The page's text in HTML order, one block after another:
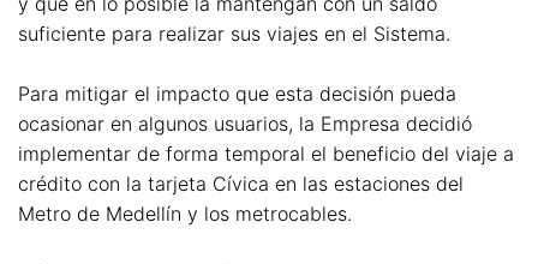
suficiente para realizar sus viajes en el Sistema.
Para mitigar el impacto que esta decisión pueda
ocasionar en algunos usuarios, la Empresa decidió
implementar de forma temporal el beneficio del viaje a
crédito con la tarjeta Cívica en las estaciones del
Metro de Medellín y los metrocables.